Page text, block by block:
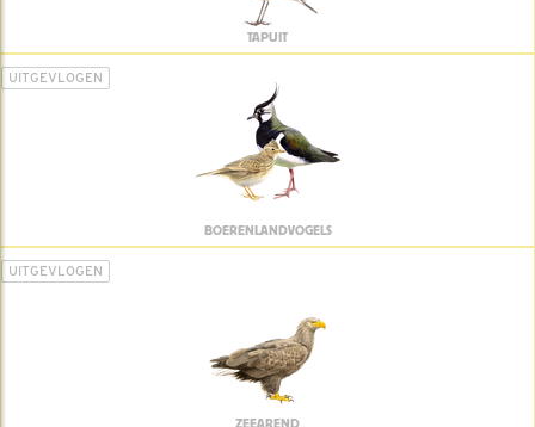
TAPUIT
UITGEVLOGEN
BOERENLANDVOGELS
UITGEVLOGEN